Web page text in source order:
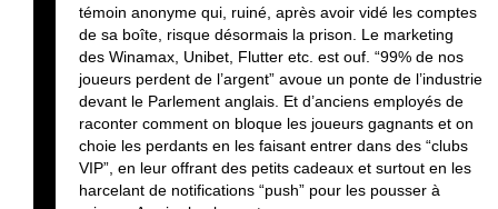
témoin anonyme qui, ruiné, après avoir vidé les comptes
de sa boîte, risque désormais la prison. Le marketing
des Winamax, Unibet, Flutter etc. est ouf. “99% de nos
joueurs perdent de l’argent” avoue un ponte de l’industrie
devant le Parlement anglais. Et d’anciens employés de
raconter comment on bloque les joueurs gagnants et on
choie les perdants en les faisant entrer dans des “clubs
VIP”, en leur offrant des petits cadeaux et surtout en les
harcelant de notifications “push” pour les pousser à